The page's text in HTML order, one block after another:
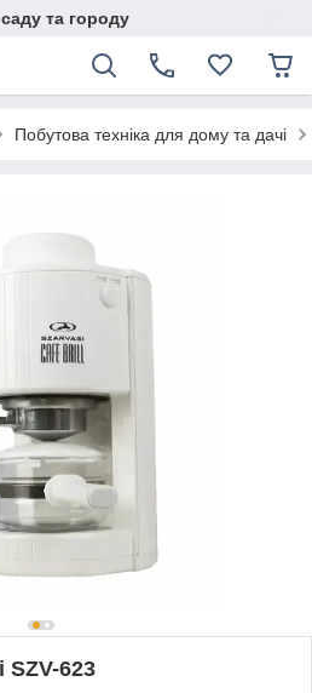
та городу
Побутова техніка для дому та дачі
623